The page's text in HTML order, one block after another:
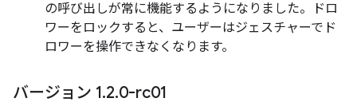
の呼び出しが常に機能するようになりました。ドロ
ワーをロックすると、ユーザーはジェスチャーでド
ロワーを操作できなくなります。
バージョン 1.2.0-rc01